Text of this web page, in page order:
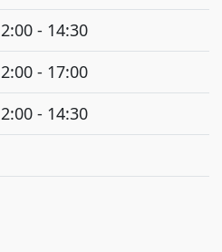
- 14:30
- 17:00
- 14:30